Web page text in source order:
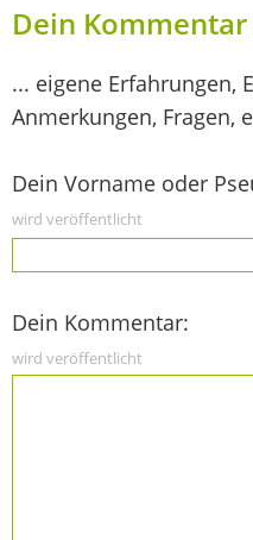
Dein
... eigene Erfahrungen,
Anmerkungen, Fragen,
Dein Vorname oder
wird veröffentlicht
Dein Kommentar:
wird veröffentlicht